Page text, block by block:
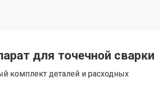
для точечной сварки
комплект деталей и расходных